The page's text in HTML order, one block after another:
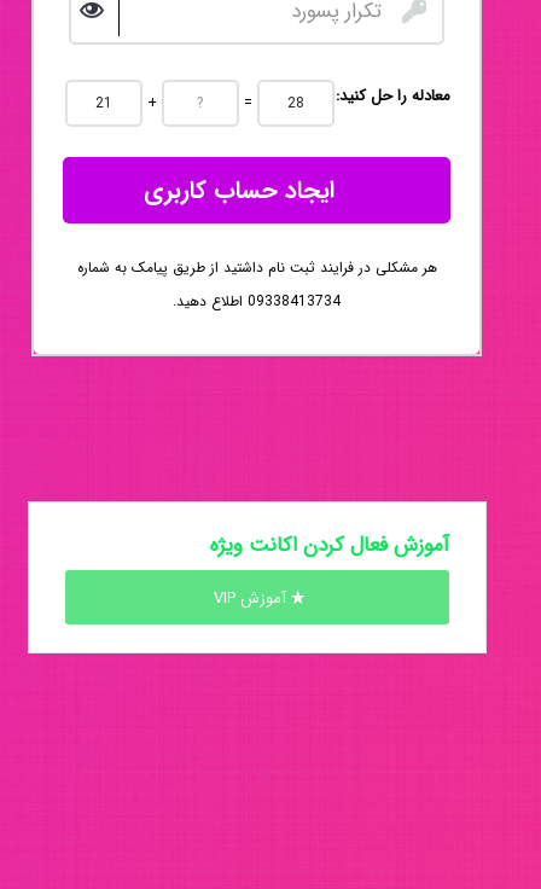
:معادله را حل کنید + =
ایجاد حساب کاربری
هر مشکلی در فرایند ثبت نام داشتید از طریق پیامک به شماره
09338413734 اطلاع دهید.
آموزش فعال کردن اکانت ویژه
آموزش VIP